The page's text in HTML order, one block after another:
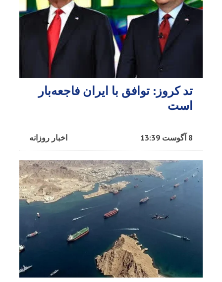
تد کروز: توافق با ایران فاجعه‌بار
است
اخبار روزانه 8 آگوست 13:39